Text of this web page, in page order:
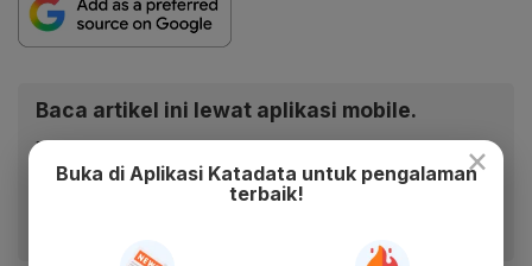
Baca artikel ini lewat aplikasi mobile.
Dapatkan pengalaman membaca lebih nyaman dan nikmati
fitur menarik lainnya lewat aplikasi mobile Katadata.
×
Buka di Aplikasi Katadata untuk pengalaman
terbaik!